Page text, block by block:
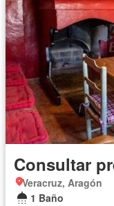
Consultar
Veracruz, Aragón
1 Baño